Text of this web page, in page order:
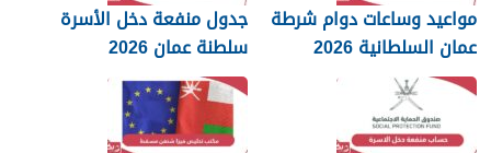
مواعيد وساعات دوام شرطة
عمان السلطانية 2026
جدول منفعة دخل الأسرة
سلطنة عمان 2026